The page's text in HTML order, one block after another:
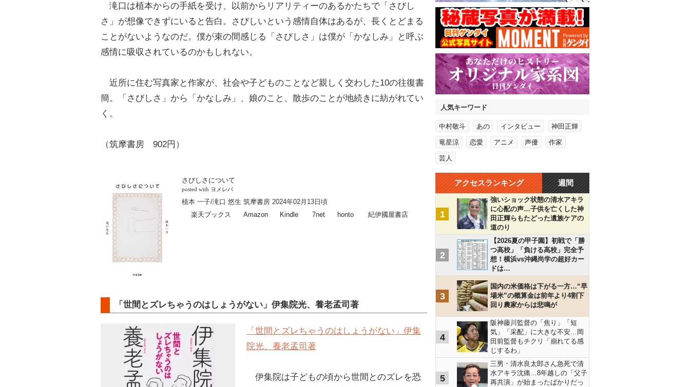
滝口は植本からの手紙を受け、以前からリアリティーのあるかたちで「さびし
さ」が想像できずにいると告白。さびしいという感情自体はあるが、長くとどまる
ことがないようなのだ。僕が束の間感じる「さびしさ」は僕が「かなしみ」と呼ぶ
感情に吸収されているのかもしれない。
近所に住む写真家と作家が、社会や子どものことなど親しく交わした10の往復書
簡。「さびしさ」から「かなしみ」、娘のこと、散歩のことが地続きに紡がれてい
く。
（筑摩書房 902円）
さびしさについて
posted with ヨメレバ
植本 一子/滝口 悠生 筑摩書房 2024年02月13日頃
楽天ブックス
Amazon Kindle 7net honto 紀伊國屋書店
「世間とズレちゃうのはしょうがない」伊集院光、養老孟司著
「世間とズレちゃうのはしょうがない」伊集
院光、養老孟司著
伊集院は子どもの頃から世間とのズレを恐
人気キーワード
中村敬斗 あの インタビュー 神田正輝
竜星涼 恋愛 アニメ 声優 作家
芸人
アクセスランキング 週間
1
強いショック状態の清水アキラ
に心配の声…子供を亡くした神
田正輝らもたどった遺族ケアの
道のり
2
【2026夏の甲子園】初戦で「勝
つ高校」「負ける高校」完全予
想！横浜vs沖縄尚学の超好カー
ドは…
3
国内の米価格は下がる一方…“早
場米”の概算金は前年より4割下
回り農家からは悲鳴が
4
阪神藤川監督の「焦り」「短
気」「采配」に大きな不安…岡
田前監督もチクリ「崩れてる感
じするわ」
5
三男・清水良太郎さん急死で清
水アキラ沈痛…8年越しの「父子
再共演」が始まったばかりだっ